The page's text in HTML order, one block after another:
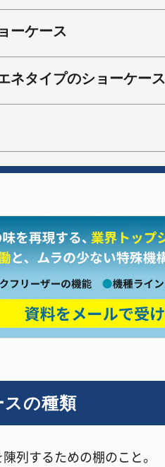
ーケース
ネタイプのショーケース
スの種類
列するための棚のこと。